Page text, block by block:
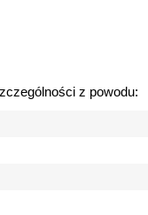
z powodu: